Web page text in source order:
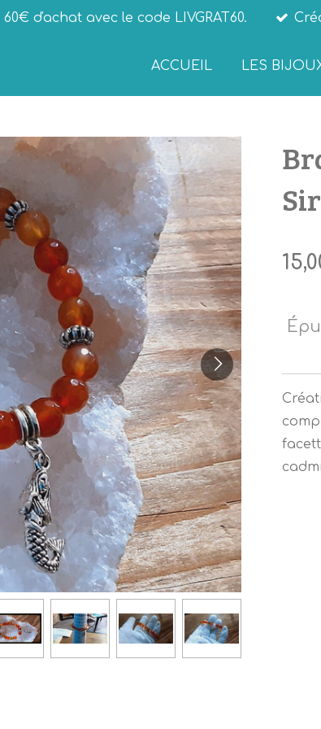
d'achat avec le code LIVGRAT60.
ACCUEIL LES